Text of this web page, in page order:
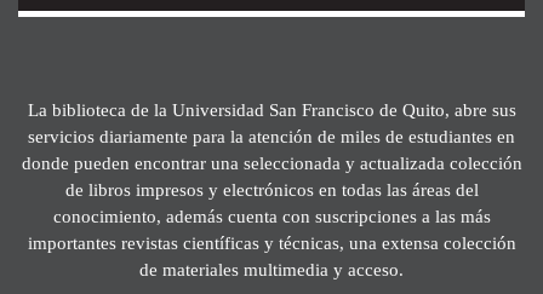
La biblioteca de la Universidad San Francisco de Quito, abre sus
servicios diariamente para la atención de miles de estudiantes en
donde pueden encontrar una seleccionada y actualizada colección
de libros impresos y electrónicos en todas las áreas del
conocimiento, además cuenta con suscripciones a las más
importantes revistas científicas y técnicas, una extensa colección
de materiales multimedia y acceso.